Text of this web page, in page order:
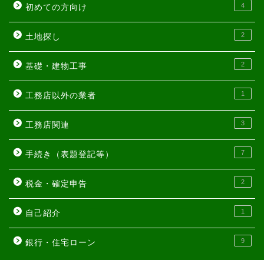
初めての方向け 4
土地探し 2
基礎・建物工事 2
工務店以外の業者 1
工務店関連 3
手続き（表題登記等） 7
税金・確定申告 2
自己紹介 1
銀行・住宅ローン 9